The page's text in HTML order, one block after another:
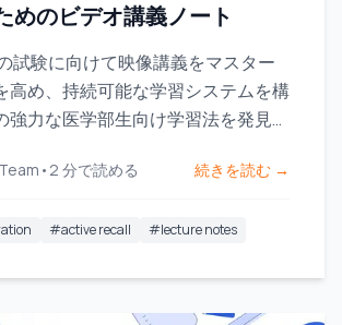
めのビデオ講義ノート
試験に向けて映像講義をマスター
高め、持続可能な学習システムを構
強力な医学部生向け学習法を発見し
• 2 分で読める 続きを読む →
#active recall #lecture notes